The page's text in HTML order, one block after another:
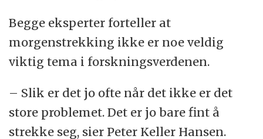
Begge eksperter forteller at
morgenstrekking ikke er noe veldig
viktig tema i forskningsverdenen.
– Slik er det jo ofte når det ikke er det
store problemet. Det er jo bare fint å
strekke seg, sier Peter Keller Hansen.